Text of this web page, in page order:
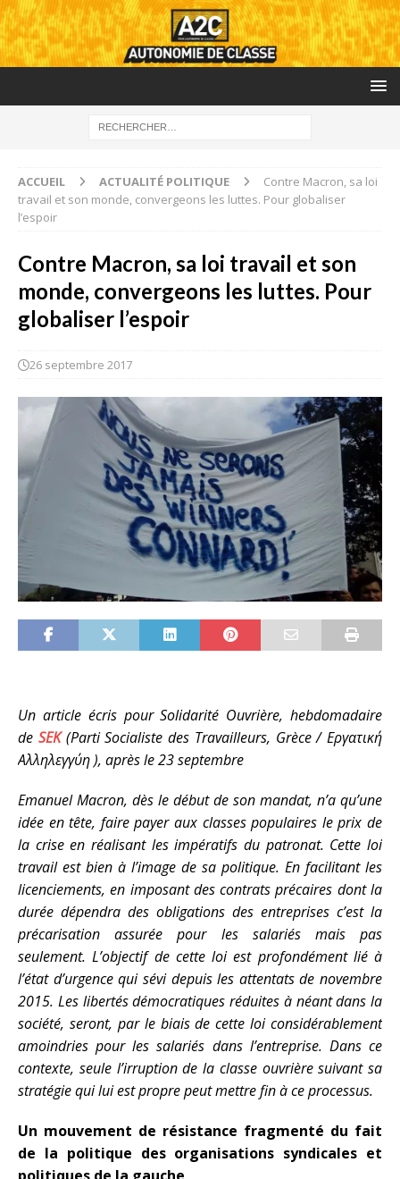
ACCUEIL ACTUALITÉ POLITIQUE
Contre Macron, sa loi
travail et son monde, convergeons les luttes. Pour globaliser
l’espoir
Contre Macron, sa loi travail et son
monde, convergeons les luttes. Pour
globaliser l’espoir
26 septembre 2017
Un article écris pour Solidarité Ouvrière, hebdomadaire
de SEK(Parti Socialiste des Travailleurs, Grèce / Εργατική
Αλληλεγγύη ), après le 23 septembre
Emanuel Macron, dès le début de son mandat, n’a qu’une
idée en tête, faire payer aux classes populaires le prix de
la crise en réalisant les impératifs du patronat. Cette loi
travail est bien à l’image de sa politique. En facilitant les
licenciements, en imposant des contrats précaires dont la
durée dépendra des obligations des entreprises c’est la
précarisation assurée pour les salariés mais pas
seulement. L’objectif de cette loi est profondément lié à
l’état d’urgence qui sévi depuis les attentats de novembre
2015. Les libertés démocratiques réduites à néant dans la
société, seront, par le biais de cette loi considérablement
amoindries pour les salariés dans l’entreprise. Dans ce
contexte, seule l’irruption de la classe ouvrière suivant sa
stratégie qui lui est propre peut mettre fin à ce processus.
Un mouvement de résistance fragmenté du fait
de la politique des organisations syndicales et